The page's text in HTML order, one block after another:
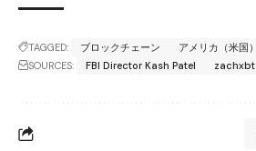
TAGGED: ブロックチェーン
アメリカ（米国）
SOURCES:
FBI Director Kash Patel zachxbt